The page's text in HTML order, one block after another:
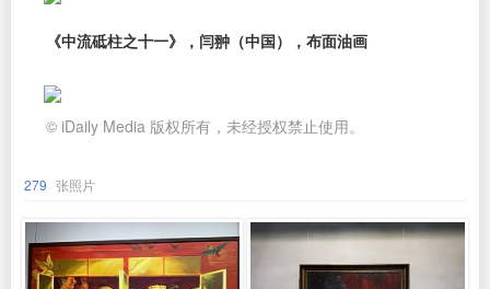
《中流砥柱之十一》，闫翀（中国），布面油画
© iDaily Media 版权所有，未经授权禁止使用。
279 张照片